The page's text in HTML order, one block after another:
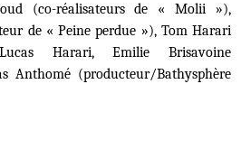
(co-réalisateurs de « Molii »),
de « Peine perdue »), Tom Harari
Harari, Emilie Brisavoine
Anthomé (producteur/Bathysphère